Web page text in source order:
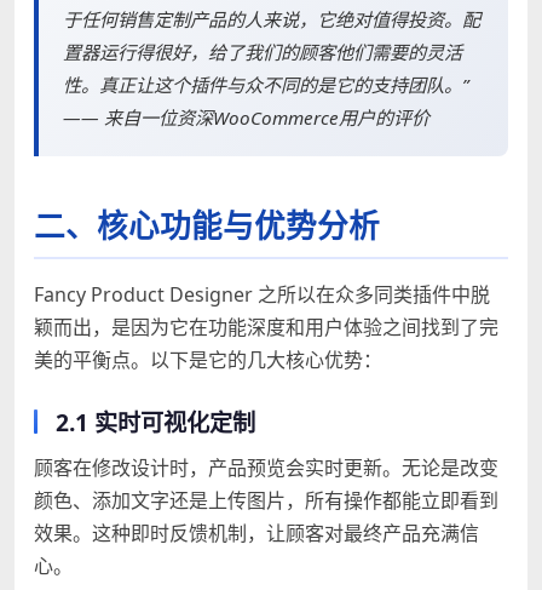
于任何销售定制产品的人来说，它绝对值得投资。配
置器运行得很好，给了我们的顾客他们需要的灵活
性。真正让这个插件与众不同的是它的支持团队。”
—— 来自一位资深WooCommerce用户的评价
二、核心功能与优势分析
Fancy Product Designer 之所以在众多同类插件中脱
颖而出，是因为它在功能深度和用户体验之间找到了完
美的平衡点。以下是它的几大核心优势：
2.1 实时可视化定制
顾客在修改设计时，产品预览会实时更新。无论是改变
颜色、添加文字还是上传图片，所有操作都能立即看到
效果。这种即时反馈机制，让顾客对最终产品充满信
心。